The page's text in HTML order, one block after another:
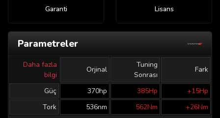
Garanti Lisans
Parametreler
Daha fazla
bilgi
Orjinal
Tuning
Sonrası
Fark
Güç 370hp 385Hp
+15Hp
Tork
536nm 562Nm +26Nm